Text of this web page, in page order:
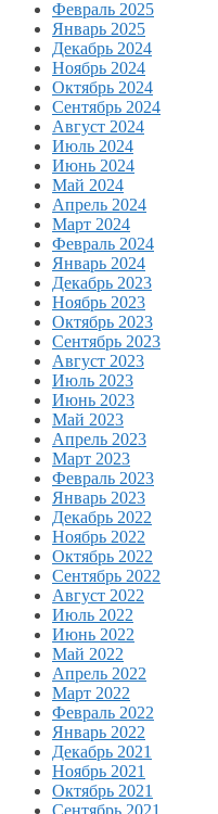
Февраль 2025
Январь 2025
Декабрь 2024
Ноябрь 2024
Октябрь 2024
Сентябрь 2024
Август 2024
Июль 2024
Июнь 2024
Май 2024
Апрель 2024
Март 2024
Февраль 2024
Январь 2024
Декабрь 2023
Ноябрь 2023
Октябрь 2023
Сентябрь 2023
Август 2023
Июль 2023
Июнь 2023
Май 2023
Апрель 2023
Март 2023
Февраль 2023
Январь 2023
Декабрь 2022
Ноябрь 2022
Октябрь 2022
Сентябрь 2022
Август 2022
Июль 2022
Июнь 2022
Май 2022
Апрель 2022
Март 2022
Февраль 2022
Январь 2022
Декабрь 2021
Ноябрь 2021
Октябрь 2021
Сентябрь 2021